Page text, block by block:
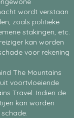
wordt verstaan
zoals politieke
stakingen, etc.
kan worden
voor rekening
The Mountains
voortvloeiende
Travel. Indien de
kan worden